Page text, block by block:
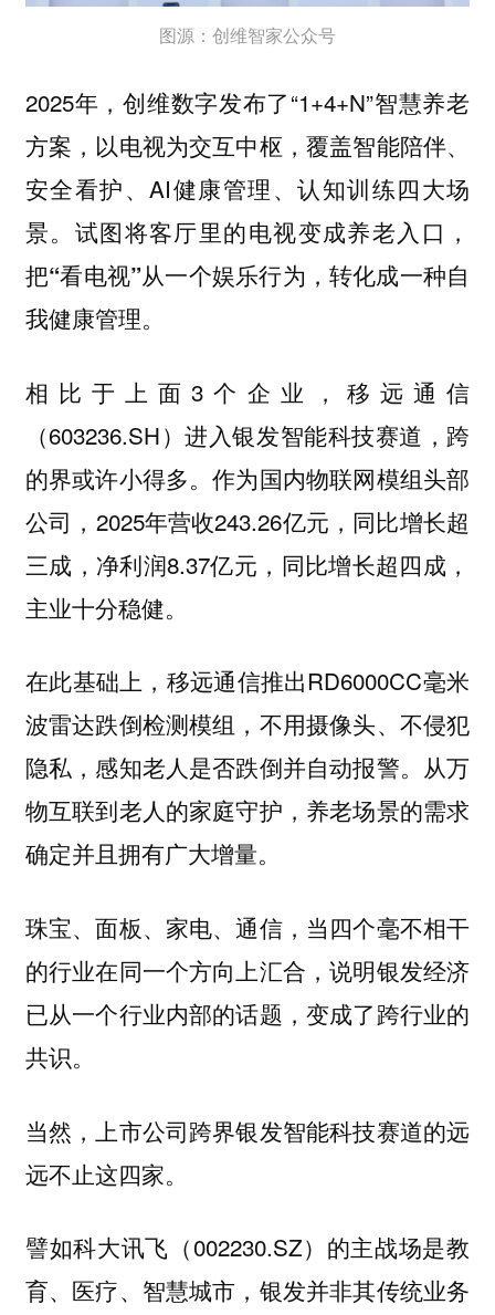
图源：创维智家公众号
2025年，创维数字发布了“1+4+N”智慧养老
方案，以电视为交互中枢，覆盖智能陪伴、
安全看护、AI健康管理、认知训练四大场
景。 试图将客厅里的电视变成养老入口，
把“看电视”从一个娱乐行为，转化成一种自
我健康管理。
相比于上面3个企业，移远通信
（603236.SH）进入银发智能科技赛道，跨
的界或许小得多。作为国内物联网模组头部
公司，2025年营收243.26亿元，同比增长超
三成，净利润8.37亿元，同比增长超四成，
主业十分稳健。
在此基础上，移远通信推出RD6000CC毫米
波雷达跌倒检测模组，不用摄像头、不侵犯
隐私，感知老人是否跌倒并自动报警。 从万
物互联到老人的家庭守护，养老场景的需求
确定并且拥有广大增量。
珠宝、面板、家电、通信，当四个毫不相干
的行业在同一个方向上汇合，说明银发经济
已从一个行业内部的话题，变成了跨行业的
共识。
当然，上市公司跨界银发智能科技赛道的远
远不止这四家。
譬如科大讯飞（002230.SZ）的主战场是教
育、医疗、智慧城市，银发并非其传统业务